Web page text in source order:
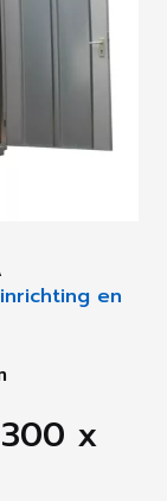
en
x